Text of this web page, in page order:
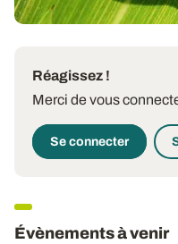
Réagissez !
Merci de vous
Se connecter
Évènements à venir